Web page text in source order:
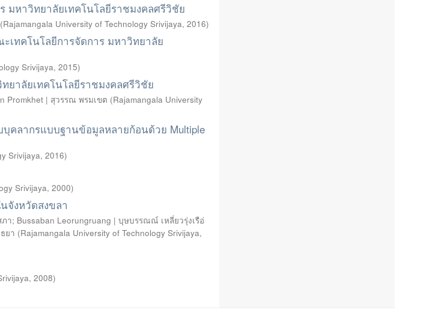
มหาวิทยาลัยเทคโนโลยีราชมงคลศรีวิชัย
(Rajamangala University of Technology Srivijaya, 2016)
ทคโนโลยีการจัดการ มหาวิทยาลัย
Srivijaya, 2015)
ยาลัยเทคโนโลยีราชมงคลศรีวิชัย
Promkhet | สุวรรณ พรมเขต (Rajamangala University
คลากรแบบฐานข้อมูลหลายก้อนด้วย Multiple
Srivijaya, 2016)
Srivijaya, 2000)
จังหวัดสงขลา
า; Bussaban Leorungruang | บุษบรรณณ์ เหลี่ยวรุ่งเรือ่
ยา (Rajamangala University of Technology Srivijaya,
, 2008)